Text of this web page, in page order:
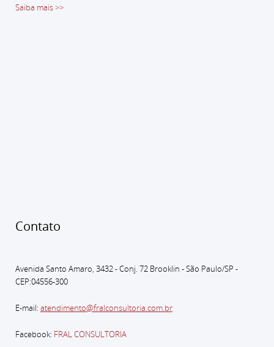
Saiba mais >>
Contato
Avenida Santo Amaro, 3432 - Conj. 72 Brooklin - São Paulo/SP -
CEP:04556-300
E-mail: atendimento@fralconsultoria.com.br
Facebook: FRAL CONSULTORIA